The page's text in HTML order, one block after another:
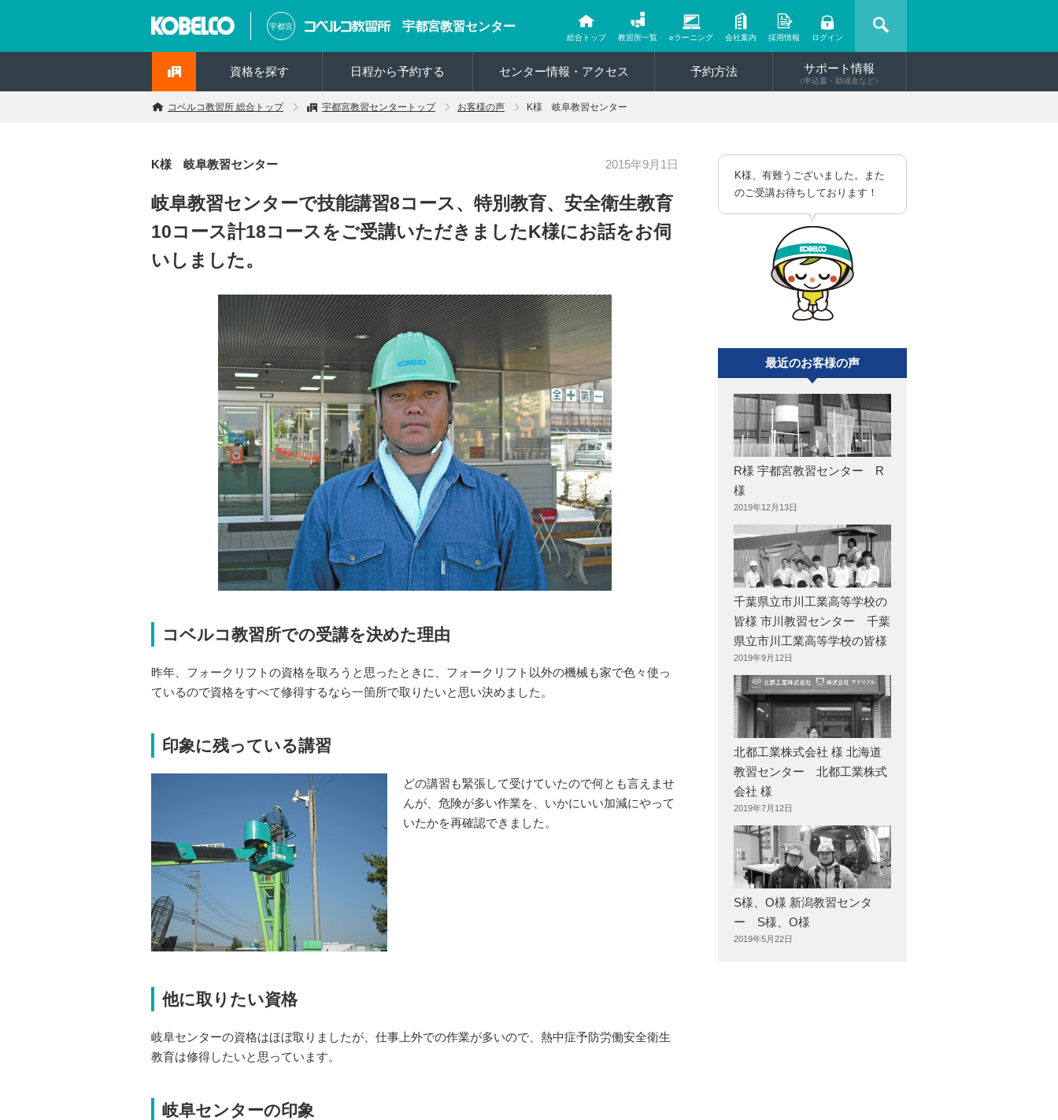
宇都宮 宇都宮教習センター
総合トップ 教習所一覧 eラーニング 会社案内 採用情報 ログイン
資格を探す 日程から予約する センター情報・アクセス 予約方法 サポート情報
（申込書・助成金など）
コベルコ教習所 総合トップ 宇都宮教習センタートップ お客様の声 K様 岐阜教習センター
K様 岐阜教習センター 2015年9月1日
岐阜教習センターで技能講習8コース、特別教育、安全衛生教育
10コース計18コースをご受講いただきましたK様にお話をお伺
いしました。
コベルコ教習所での受講を決めた理由
昨年、フォークリフトの資格を取ろうと思ったときに、フォークリフト以外の機械も家で色々使っ
ているので資格をすべて修得するなら一箇所で取りたいと思い決めました。
印象に残っている講習
どの講習も緊張して受けていたので何とも言えませ
んが、危険が多い作業を、いかにいい加減にやって
いたかを再確認できました。
他に取りたい資格
岐阜センターの資格はほぼ取りましたが、仕事上外での作業が多いので、熱中症予防労働安全衛生
教育は修得したいと思っています。
岐阜センターの印象
K様、有難うございました。また
のご受講お待ちしております！
最近のお客様の声
R様 宇都宮教習センター R
様
2019年12月13日
千葉県立市川工業高等学校の
皆様 市川教習センター 千葉
県立市川工業高等学校の皆様
2019年9月12日
北都工業株式会社 様 北海道
教習センター 北都工業株式
会社 様
2019年7月12日
S様、O様 新潟教習センタ
ー S様、O様
2019年5月22日